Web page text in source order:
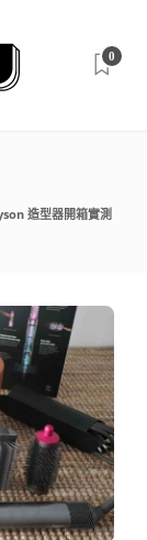
0
造型器開箱實測